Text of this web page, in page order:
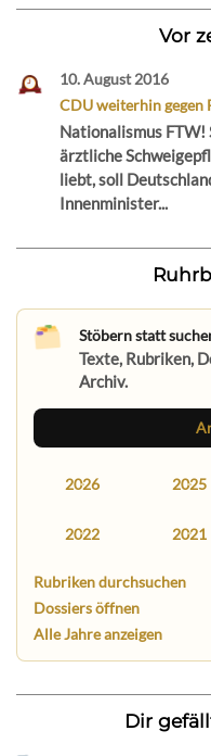
Vor
10. August 2016
CDU weiterhin gegen
Nationalismus FTW!
ärztliche
liebt, soll
Innenminister...
Stöbern statt
Texte, Rubriken,
Archiv.
2026 2025
2022 2021
Rubriken durchsuchen
Dossiers öffnen
Alle Jahre anzeigen
Dir